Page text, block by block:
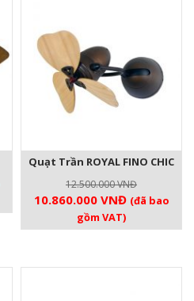
Quạt Trần ROYAL FINO CHIC
12.500.000VNĐ
Giá
là:
10.860.000 VNĐGiá
hiện
tại
10.860.000
(đã bao
gồm VAT)